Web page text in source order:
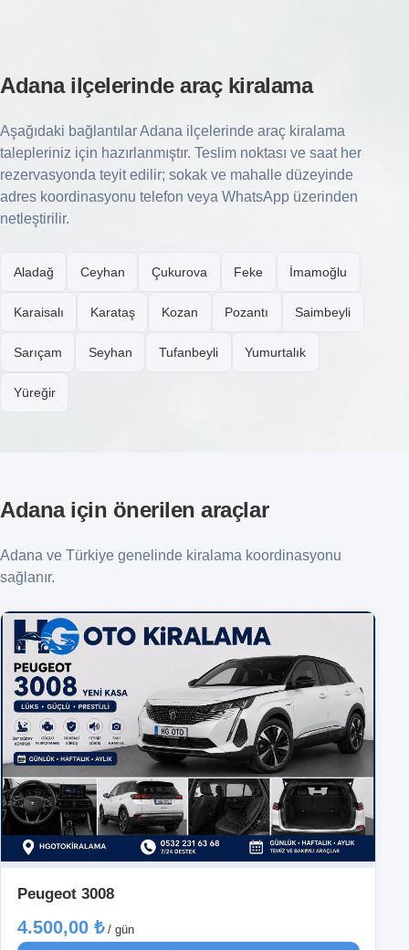
Adana ilçelerinde araç kiralama
Aşağıdaki bağlantılar Adana ilçelerinde araç kiralama
talepleriniz için hazırlanmıştır. Teslim noktası ve saat her
rezervasyonda teyit edilir; sokak ve mahalle düzeyinde
adres koordinasyonu telefon veya WhatsApp üzerinden
netleştirilir.
Aladağ Ceyhan Çukurova Feke İmamoğlu
Karaisalı Karataş Kozan Pozantı Saimbeyli
Sarıçam Seyhan Tufanbeyli Yumurtalık
Yüreğir
Adana için önerilen araçlar
Adana ve Türkiye genelinde kiralama koordinasyonu
sağlanır.
Peugeot 3008
4.500,00 ₺ / gün